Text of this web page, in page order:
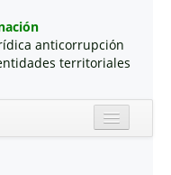
anticorrupción
territoriales